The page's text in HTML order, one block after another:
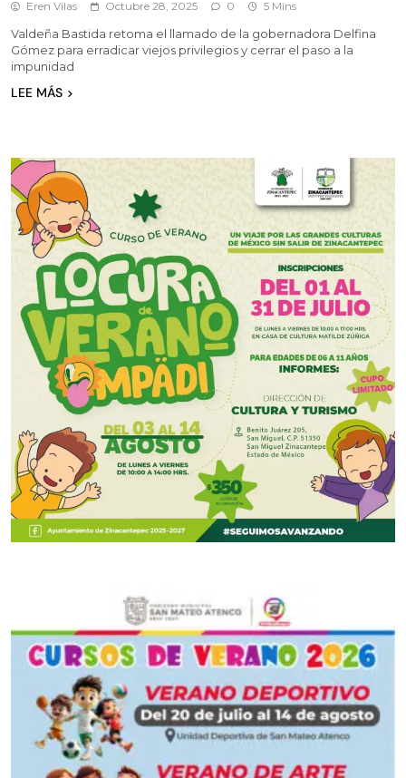
Eren Vilas Octubre 28, 2025 0 5 Mins
Valdeña Bastida retoma el llamado de la gobernadora Delfina
Gómez para erradicar viejos privilegios y cerrar el paso a la
impunidad
LEE MÁS